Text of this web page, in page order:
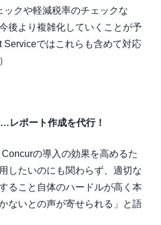
ックや軽減税率のチェックな
後より複雑化していくことが予
Serviceではこれらも含めて対応
ポート作成を代行！
の導入の効果を高めるた
したいのにも関わらず、適切な
ること自体のハードルが高く本
ないとの声が寄せられる」と語